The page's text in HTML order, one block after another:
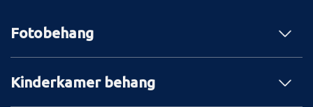
Fotobehang
Kinderkamer behang